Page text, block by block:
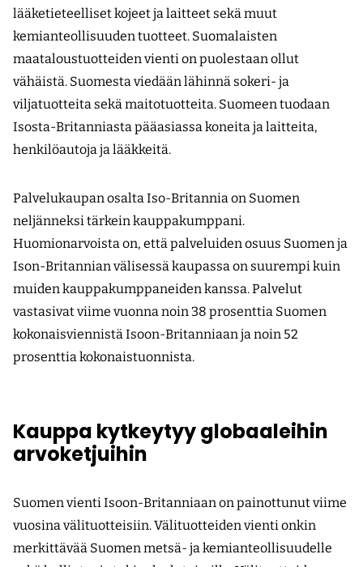
lääketieteelliset kojeet ja laitteet sekä muut
kemianteollisuuden tuotteet. Suomalaisten
maataloustuotteiden vienti on puolestaan ollut
vähäistä. Suomesta viedään lähinnä sokeri- ja
viljatuotteita sekä maitotuotteita. Suomeen tuodaan
Isosta-Britanniasta pääasiassa koneita ja laitteita,
henkilöautoja ja lääkkeitä.
Palvelukaupan osalta Iso-Britannia on Suomen
neljänneksi tärkein kauppakumppani.
Huomionarvoista on, että palveluiden osuus Suomen ja
Ison-Britannian välisessä kaupassa on suurempi kuin
muiden kauppakumppaneiden kanssa. Palvelut
vastasivat viime vuonna noin 38 prosenttia Suomen
kokonaisviennistä Isoon-Britanniaan ja noin 52
prosenttia kokonaistuonnista.
Kauppa kytkeytyy globaaleihin
arvoketjuihin
Suomen vienti Isoon-Britanniaan on painottunut viime
vuosina välituotteisiin. Välituotteiden vienti onkin
merkittävää Suomen metsä- ja kemianteollisuudelle